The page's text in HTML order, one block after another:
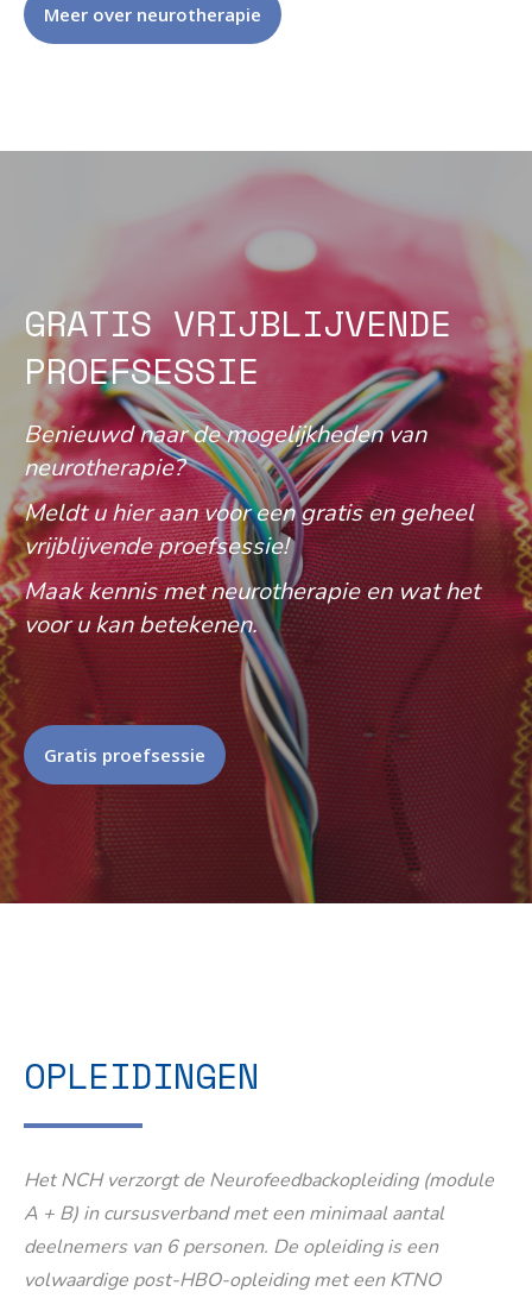
Meer over neurotherapie
GRATIS VRIJBLIJVENDE
PROEFSESSIE
Benieuwd naar de mogelijkheden van
neurotherapie?
Meldt u hier aan voor een gratis en geheel
vrijblijvende proefsessie!
Maak kennis met neurotherapie en wat het
voor u kan betekenen.
Gratis proefsessie
OPLEIDINGEN
Het NCH verzorgt de Neurofeedbackopleiding (module
A + B) in cursusverband met een minimaal aantal
deelnemers van 6 personen. De opleiding is een
volwaardige post-HBO-opleiding met een KTNO